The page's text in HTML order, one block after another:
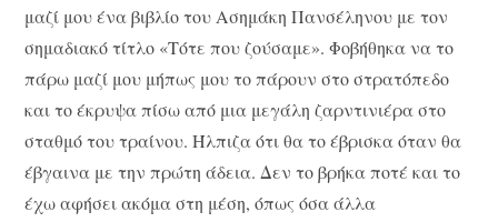
μαζί μου ένα βιβλίο του Ασημάκη Πανσέληνου με τον
σημαδιακό τίτλο «Τότε που ζούσαμε». Φοβήθηκα να το
πάρω μαζί μου μήπως μου το πάρουν στο στρατόπεδο
και το έκρυψα πίσω από μια μεγάλη ζαρντινιέρα στο
σταθμό του τραίνου. Ήλπιζα ότι θα το έβρισκα όταν θα
έβγαινα με την πρώτη άδεια. Δεν το βρήκα ποτέ και το
έχω αφήσει ακόμα στη μέση, όπως όσα άλλα